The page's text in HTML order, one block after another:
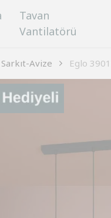
Tavan
Vantilatörü
Sarkıt-Avize Eglo